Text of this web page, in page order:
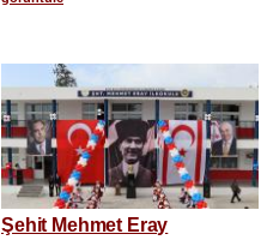
Şehit Mehmet Eray